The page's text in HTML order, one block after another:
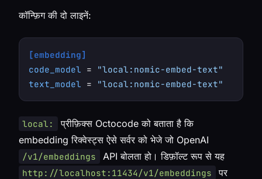
कॉन्फ़िग की दो लाइनें:
[embedding]
code_model =
"local:nomic-embed-text"
text_model = "local:nomic-embed-text"
local:
प्रीफ़िक्स Octocode को बताता है कि
embedding रिक्वेस्ट्स ऐसे सर्वर को भेजे जो OpenAI
/v1/embeddings API बोलता हो। डिफ़ॉल्ट रूप से यह
http://localhost:11434/v1/embeddings
पर